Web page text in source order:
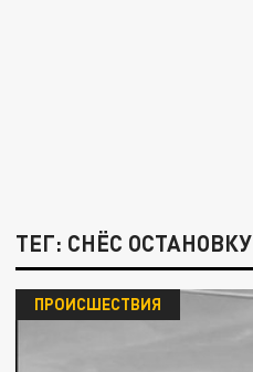
ТЕГ: СНЁС ОСТАНОВКУ
ПРОИСШЕСТВИЯ